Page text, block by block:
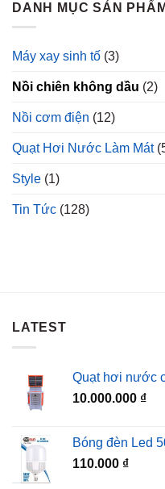
DANH MỤC SẢN PHẨM
Máy xay sinh tố (3)
Nồi chiên không dầu (2)
Nồi cơm điện (12)
Quạt Hơi Nước Làm Mát
Style (1)
Tin Tức (128)
LATEST
Quạt hơi nước
10.000.000 ₫
Bóng đèn Led
110.000 ₫